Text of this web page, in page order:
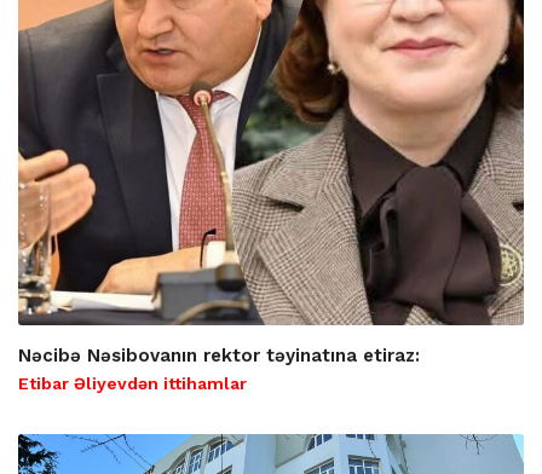
Nəcibə Nəsibovanın rektor təyinatına etiraz:
Etibar Əliyevdən ittihamlar